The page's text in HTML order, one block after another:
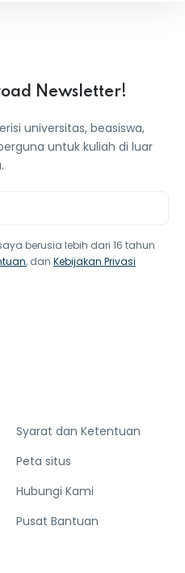
Newsletter!
universitas, beasiswa,
untuk kuliah di luar
berusia lebih dari 16 tahun
, dan Kebijakan Privasi
Syarat dan Ketentuan
Peta situs
Hubungi Kami
Pusat Bantuan